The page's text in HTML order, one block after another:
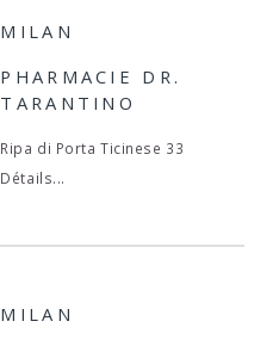
MILAN
PHARMACIE DR.
TARANTINO
Ripa di Porta Ticinese 33
Détails...
MILAN